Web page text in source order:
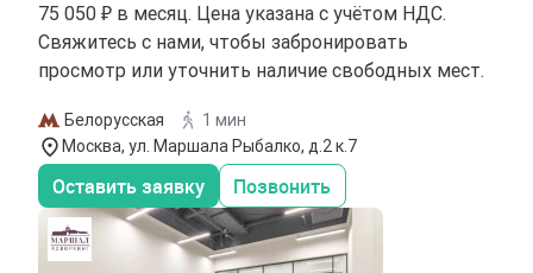
75 050 ₽ в месяц. Цена указана с учётом НДС.
Свяжитесь с нами, чтобы забронировать
просмотр или уточнить наличие свободных мест.
Белорусская
1 мин
Москва, ул. Маршала Рыбалко, д.2 к.7
Оставить заявку Позвонить